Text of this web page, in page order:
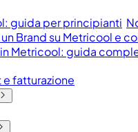
guida per principianti
un Brand su Metricool e
Metricool: guida
fatturazione